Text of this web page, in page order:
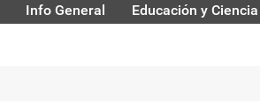
Info General Educación y Ciencia